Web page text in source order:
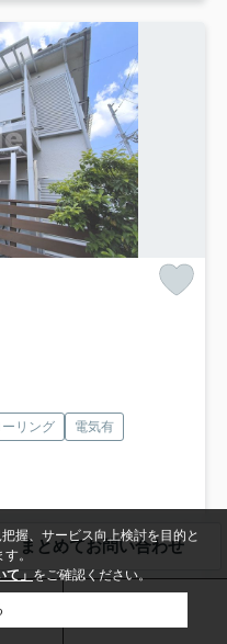
ーリング
電気有
を確認することができます。化
収納できる洗面化粧...もっと見
まとめてお問い合わせ
握、サービス向上検討を目的と
す。
て」をご確認ください。